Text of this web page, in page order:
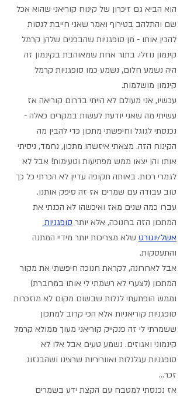
הוא הביא גם זיכרון של קינוח קוריאני שהוא אכל
שם והתלהב בטירוף ואמר שאני חייבת לנסות
להכין אותו - מן סופגניות שהבפנים שלהן קרמל
קינמון נוזלי. בתור אחת שמאוהבת בקינמון זה
היה נשמע חלום, נשמע כמו סופגניות קרמל
קינמון מושלמות.
עכשיו, אני מעולם לא הייתי בדרום קוריאה אז
עשיתי מה שאני יודעת לעשות במקרים כאלה -
נכנסתי לגוגל וחיפשתי מתכון כדי להבין מה
הקינוח הזה. מצאתי איזשהו מתכון, נחמד, ניסיתי
אותו והן יצאו ממש מפתיעות וטעימות! אבל לא
לגמרי רכות. באותה תקופה עדיין לא הכרתי כל כך
טוב עבודה עם שמרים אז זה סיפק אותנו.
עברו כמה שנים מאז ואיכשהו לא הכנתי את
המתכון הזה בחנוכה, אלא יותר סופגניות
אשל/יוגורט שלא מצריכות יותר מידיי המתנה
והתעסקות.
אבל לאחרונה, לקראת חנוכה חיפשתי את מקור
המתכון (לצערי לא רשמתי לי אותו במחברת)
וממש הופתעתי לגלות שבשום מקום לא מוזכרות
סופגניות קוריאניות אלא הכי קרוב למתכון
ששמרתי לי זה פנקייק קוריאני מעוך ממולא קרמל
קינמוני ואגוזים. נשמע טעים אבל אלו לא
סופגניות עגלגלות ואווריריות שרצינו ושהבנזוג
זכר...
אז נכנסתי למטבח עם הקצת ידע בשמרים